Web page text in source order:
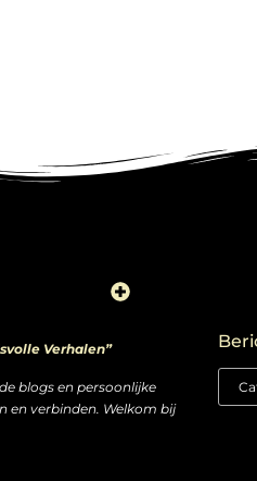
Verhalen”
blogs en persoonlijke
en verbinden. Welkom bij